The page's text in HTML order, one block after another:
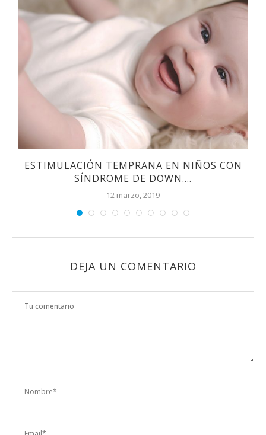
ESTIMULACIÓN TEMPRANA EN NIÑOS CON
SÍNDROME DE DOWN....
12 marzo, 2019
DEJA UN COMENTARIO